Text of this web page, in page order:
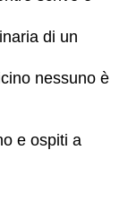
di un
nessuno è
e ospiti a